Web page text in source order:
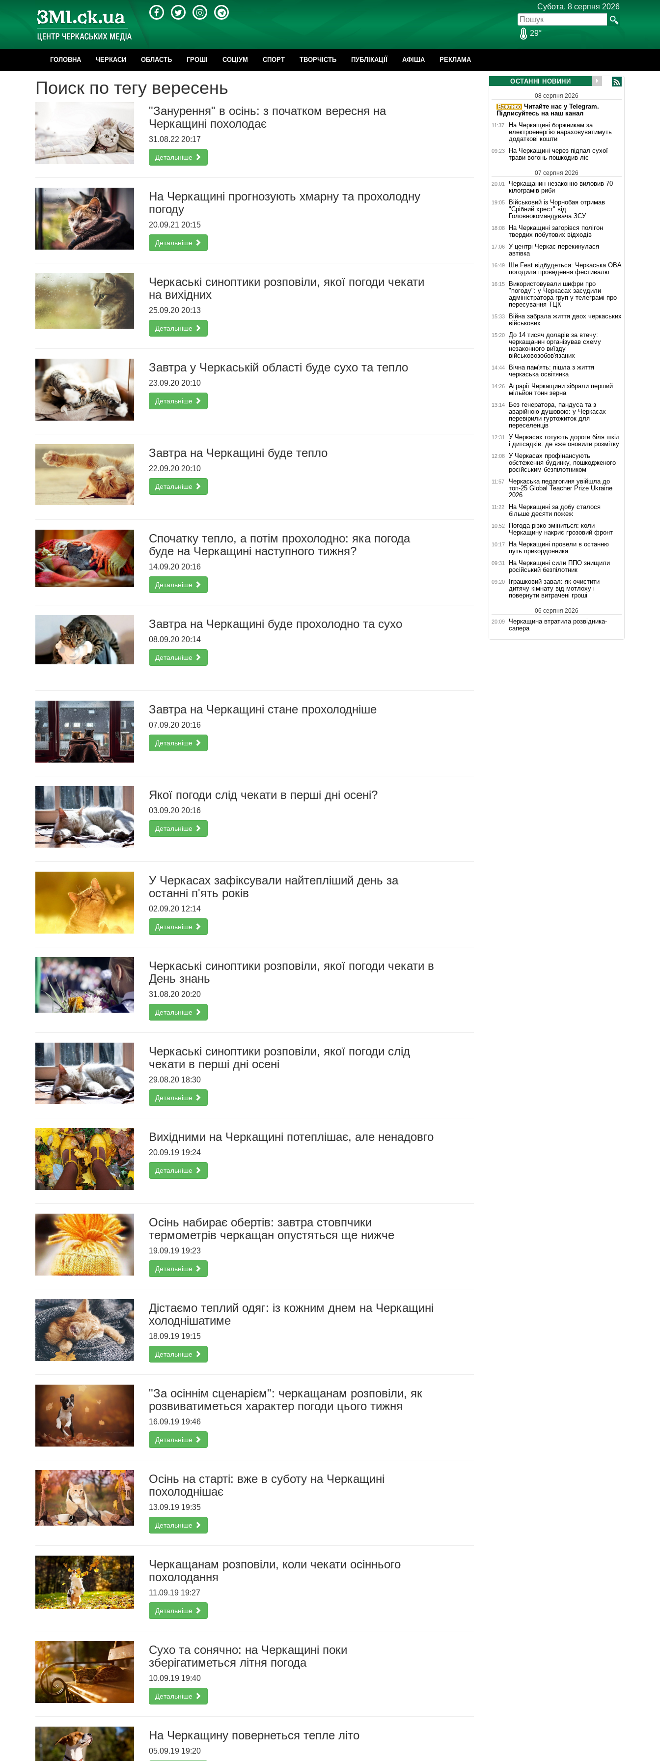
Субота, 8 серпня 2026
29°
ГОЛОВНА ЧЕРКАСИ ОБЛАСТЬ ГРОШІ CОЦІУМ СПОРТ ТВОРЧІСТЬ ПУБЛІКАЦІЇ АФІША РЕКЛАМА
Поиск по тегу вересень
"Занурення" в осінь: з початком вересня на
Черкащині похолодає
31.08.22 20:17
Детальніше
На Черкащині прогнозують хмарну та прохолодну
погоду
20.09.21 20:15
Детальніше
Черкаські синоптики розповіли, якої погоди чекати
на вихідних
25.09.20 20:13
Детальніше
Завтра у Черкаській області буде сухо та тепло
23.09.20 20:10
Детальніше
Завтра на Черкащині буде тепло
22.09.20 20:10
Детальніше
Спочатку тепло, а потім прохолодно: яка погода
буде на Черкащині наступного тижня?
14.09.20 20:16
Детальніше
Завтра на Черкащині буде прохолодно та сухо
08.09.20 20:14
Детальніше
Завтра на Черкащині стане прохолодніше
07.09.20 20:16
Детальніше
Якої погоди слід чекати в перші дні осені?
03.09.20 20:16
Детальніше
У Черкасах зафіксували найтепліший день за
останні п'ять років
02.09.20 12:14
Детальніше
Черкаські синоптики розповіли, якої погоди чекати в
День знань
31.08.20 20:20
Детальніше
Черкаські синоптики розповіли, якої погоди слід
чекати в перші дні осені
29.08.20 18:30
Детальніше
Вихідними на Черкащині потеплішає, але ненадовго
20.09.19 19:24
Детальніше
Осінь набирає обертів: завтра стовпчики
термометрів черкащан опустяться ще нижче
19.09.19 19:23
Детальніше
Дістаємо теплий одяг: із кожним днем на Черкащині
холоднішатиме
18.09.19 19:15
Детальніше
"За осіннім сценарієм": черкащанам розповіли, як
розвиватиметься характер погоди цього тижня
16.09.19 19:46
Детальніше
Осінь на старті: вже в суботу на Черкащині
похолоднішає
13.09.19 19:35
Детальніше
Черкащанам розповіли, коли чекати осіннього
похолодання
11.09.19 19:27
Детальніше
Сухо та сонячно: на Черкащині поки
зберігатиметься літня погода
10.09.19 19:40
Детальніше
На Черкащину повернеться тепле літо
05.09.19 19:20
ОСТАННІ НОВИНИ
08 серпня 2026
Читайте нас у Telegram.
Підписуйтесь на наш канал
11:37
На Черкащині боржникам за
електроенергію нараховуватимуть
додаткові кошти
09:23
На Черкащині через підпал сухої
трави вогонь пошкодив ліс
07 серпня 2026
20:01
Черкащанин незаконно виловив 70
кілограмів риби
19:05
Військовий із Чорнобая отримав
"Срібний хрест" від
Головнокомандувача ЗСУ
18:08
На Черкащині загорівся полігон
твердих побутових відходів
17:06
У центрі Черкас перекинулася
автівка
16:49
Ше.Fest відбудеться: Черкаська ОВА
погодила проведення фестивалю
16:15
Використовували шифри про
"погоду": у Черкасах засудили
адміністратора груп у телеграмі про
пересування ТЦК
15:33
Війна забрала життя двох черкаських
військових
15:20
До 14 тисяч доларів за втечу:
черкащанин організував схему
незаконного виїзду
військовозобов'язаних
14:44
Вічна пам'ять: пішла з життя
черкаська освітянка
14:26
Аграрії Черкащини зібрали перший
мільйон тонн зерна
13:14
Без генератора, пандуса та з
аварійною душовою: у Черкасах
перевірили гуртожиток для
переселенців
12:31
У Черкасах готують дороги біля шкіл
і дитсадків: де вже оновили розмітку
12:08
У Черкасах профінансують
обстеження будинку, пошкодженого
російським безпілотником
11:57
Черкаська педагогиня увійшла до
топ-25 Global Teacher Prize Ukraine
2026
11:22
На Черкащині за добу сталося
більше десяти пожеж
10:52
Погода різко зміниться: коли
Черкащину накриє грозовий фронт
10:17
На Черкащині провели в останню
путь прикордонника
09:31
На Черкащині сили ППО знищили
російський безпілотник
09:20
Іграшковий завал: як очистити
дитячу кімнату від мотлоху і
повернути витрачені гроші
06 серпня 2026
20:09
Черкащина втратила розвідника-
сапера